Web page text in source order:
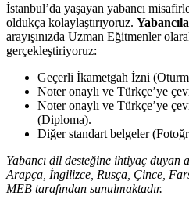
İstanbul’da yaşayan yabancı
oldukça kolaylaştırıyoruz.
arayışınızda Uzman Eğitmenler
gerçekleştiriyoruz:
Geçerli İkametgah İzni
Noter onaylı ve Türkçe’ye
Noter onaylı ve Türkçe’ye
(Diploma).
Diğer standart belgeler
Yabancı dil desteğine ihtiyaç duyan
Arapça, İngilizce, Rusça, Çince,
MEB tarafından sunulmaktadır.